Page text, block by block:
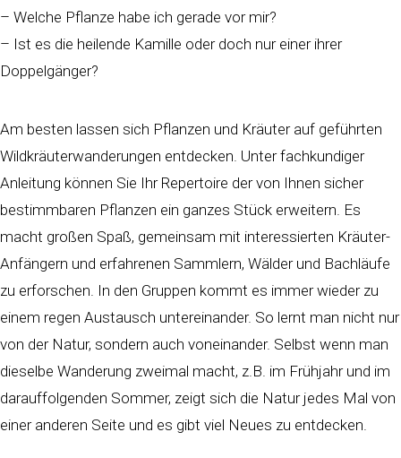
– Welche Pflanze habe ich gerade vor mir?
– Ist es die heilende Kamille oder doch nur einer ihrer
Doppelgänger?
Am besten lassen sich Pflanzen und Kräuter auf geführten
Wildkräuterwanderungen entdecken. Unter fachkundiger
Anleitung können Sie Ihr Repertoire der von Ihnen sicher
bestimmbaren Pflanzen ein ganzes Stück erweitern. Es
macht großen Spaß, gemeinsam mit interessierten Kräuter-
Anfängern und erfahrenen Sammlern, Wälder und Bachläufe
zu erforschen. In den Gruppen kommt es immer wieder zu
einem regen Austausch untereinander. So lernt man nicht nur
von der Natur, sondern auch voneinander. Selbst wenn man
dieselbe Wanderung zweimal macht, z.B. im Frühjahr und im
darauffolgenden Sommer, zeigt sich die Natur jedes Mal von
einer anderen Seite und es gibt viel Neues zu entdecken.